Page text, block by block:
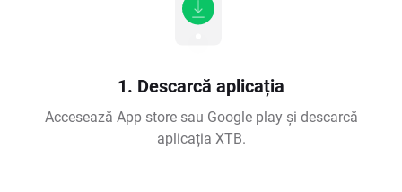
1. Descarcă aplicația
Accesează App store sau Google play și descarcă
aplicația XTB.